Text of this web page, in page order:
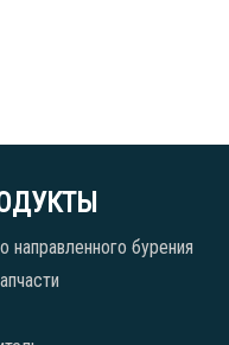
направленного бурения